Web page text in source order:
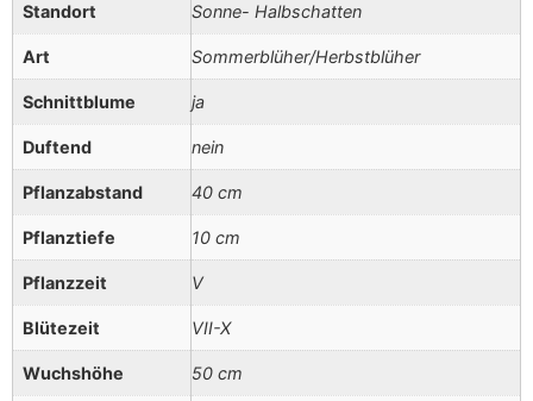
Standort Sonne- Halbschatten
Art Sommerblüher/Herbstblüher
Schnittblume ja
Duftend nein
Pflanzabstand 40 cm
Pflanztiefe 10 cm
Pflanzzeit V
Blütezeit VII-X
Wuchshöhe 50 cm